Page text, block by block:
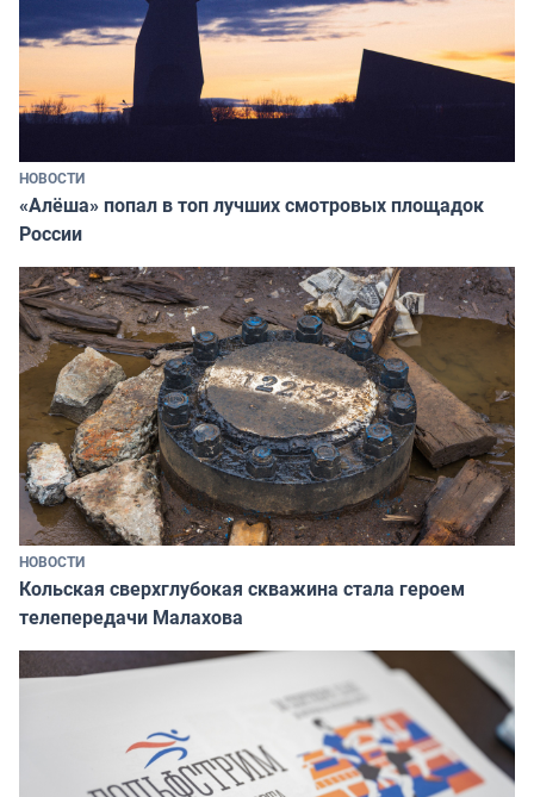
НОВОСТИ
«Алёша» попал в топ лучших смотровых площадок
России
НОВОСТИ
Кольская сверхглубокая скважина стала героем
телепередачи Малахова